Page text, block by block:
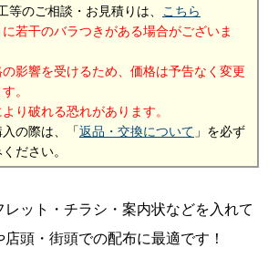
等のご相談・お見積りは、 こちら
若干のバラつきがある場合がございま
影響を受けるため、価格は予告なく変更
。
り破れる恐れがあります。
入の際は、「返品・交換について 」を必ず
ださい。